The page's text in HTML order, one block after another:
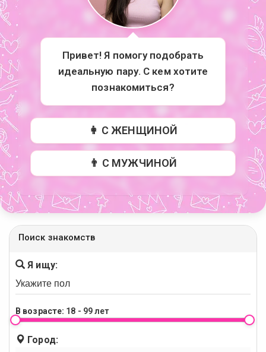
Привет! Я помогу подобрать
идеальную пару. С кем хотите
познакомиться?
👩 С ЖЕНЩИНОЙ
👨 С МУЖЧИНОЙ
Поиск знакомств
Я ищу:
В возрасте: 18 - 99 лет
Город: